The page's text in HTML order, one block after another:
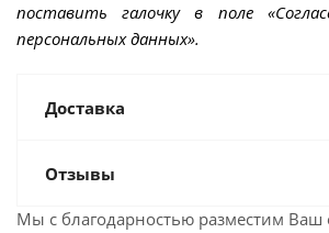
поставить галочку в поле
персональных данных».
Доставка
Отзывы
Мы с благодарностью разместим Ваш